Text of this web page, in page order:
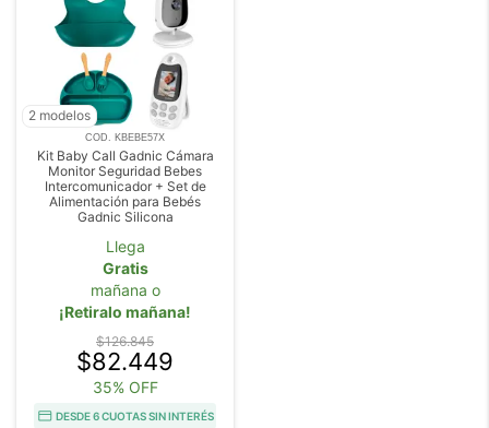
2 modelos
COD. KBEBE57X
Kit Baby Call Gadnic Cámara
Monitor Seguridad Bebes
Intercomunicador + Set de
Alimentación para Bebés
Gadnic Silicona
Llega
Gratis
mañana o
¡Retiralo mañana!
$126.845
$82.449
35% OFF
DESDE 6 CUOTAS SIN INTERÉS